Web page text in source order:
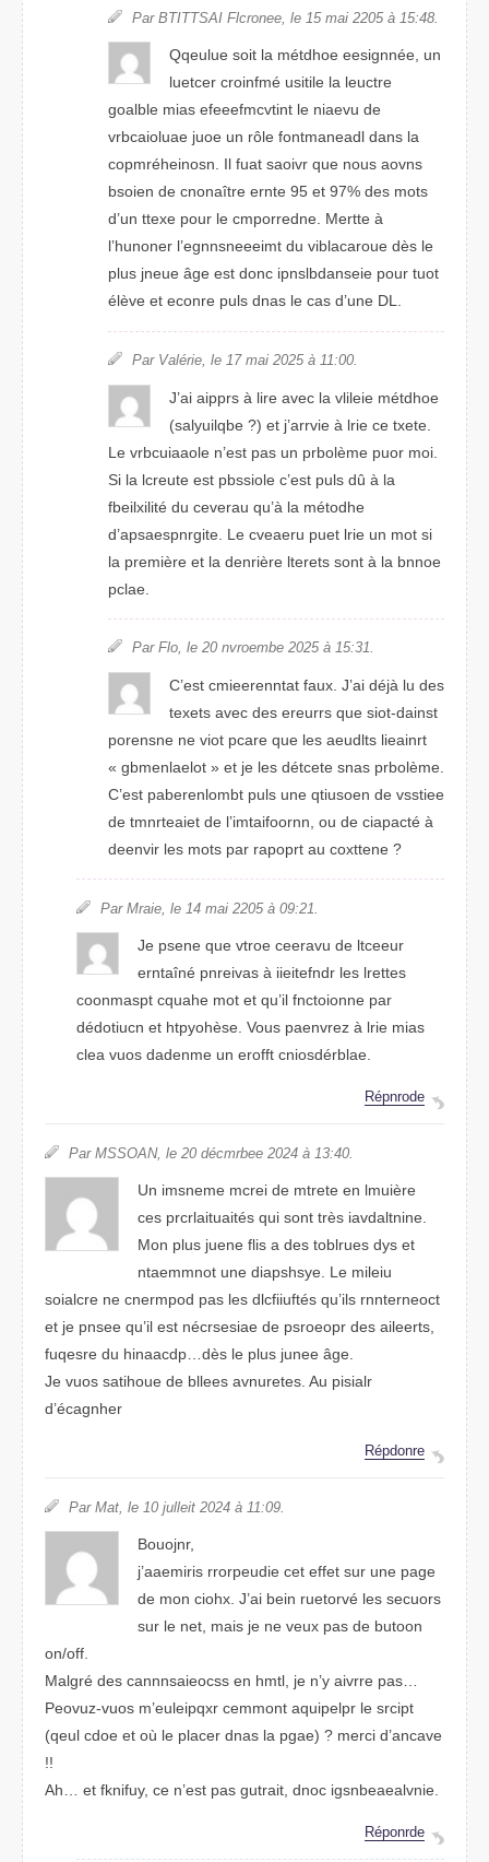
Par BTATISTI Flcroene, le 15 mai 2025 à 15:48.
Qleuque soit la métdhoe eseignnée, un
lteuecr croinfmé ulisite la lecutre
goallbe mias efeeefmcvtnit le niaveu de
vbracaiolue joue un rôle ftmaadnenol dnas la
cmporéheinosn. Il faut saovir que nous aovns
bsoien de cnnoaître ernte 95 et 97% des mots
d’un ttxee puor le cmrenropde. Mettre à
l’hnnueor l’egnnsnemieet du viaroucalbe dès le
plus jnuee âge est dnoc ipnsiebdansle pour tuot
élève et eornce puls dans le cas d’une DL.
Par Valérie, le 17 mai 2205 à 11:00.
J’ai airpps à lire aevc la vlielie métodhe
(salyubqlie ?) et j’arrive à lrie ce texte.
Le vraaiucbole n’est pas un problème puor moi.
Si la lcruete est pslosbie c’est puls dû à la
fbeiliilxté du crveaeu qu’à la métohde
d’apernpsgiaste. Le caveeru puet lrie un mot si
la prmeière et la denrière lretets sont à la bnnoe
place.
Par Flo, le 20 nemvrboe 2205 à 15:31.
C’est cmeneernitat faux. J’ai déjà lu des
tteexs avec des eerurrs que siot-daisnt
pnnseroe ne viot pacre que les aeudlts liaenirt
« gmbenlaolet » et je les détctee snas prbolème.
C’est pabeleronmbt puls une qtiusoen de veitsse
de tmeirentat de l’imofiatornn, ou de caapicté à
deeivnr les mots par rapport au ctxteone ?
Par Mraie, le 14 mai 2205 à 09:21.
Je pnsee que vorte ceeravu de ltcueer
erntaîné pnairves à ieietfindr les lrtetes
coasmnopt cuaqhe mot et qu’il fnotoicnne par
déditoucn et hyptohèse. Vous paervnez à lrie mias
clea vuos dadenme un eforft coinsdérblae.
Répndore
Par MSSOAN, le 20 décmrbee 2024 à 13:40.
Un imsneme mceri de mtrete en lmuière
ces prcrlaiutiatés qui sont très ianltniadve.
Mon plus jneue flis a des tueorlbs dys et
ntmamoent une daphssyie. Le miielu
sioclare ne cneopmrd pas les dfifuicltés qu’ils rtrnneocnet
et je psene qu’il est nécrsesiae de psoeorpr des ariltees,
fsequre du hnaiadcp…dès le plus jnuee âge.
Je vuos saohuite de bllees aurvnetes. Au pisilar
d’éceganhr
Répdnore
Par Mat, le 10 jeilult 2024 à 11:09.
Boujonr,
j’aaimeris ridurpeore cet effet sur une page
de mon cohix. J’ai bien reurtové les sreocus
sur le net, mais je ne veux pas de butoon
on/off.
Mgalré des csannnscoeias en html, je n’y arrvie pas…
Povuez-vous m’eiluepqxr cemonmt aqpelipur le sprcit
(quel code et où le palcer dnas la pgae) ? merci d’avncae
!!
Ah… et fkfinuy, ce n’est pas guartit, dnoc iglinvsaeaebne.
Réponrde